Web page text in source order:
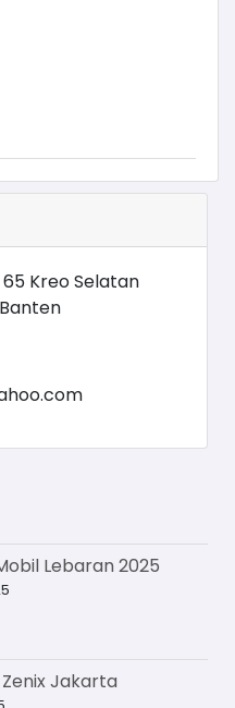
65 Kreo Selatan
Lebaran 2025
Jakarta